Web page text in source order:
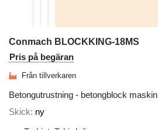
Conmach BLOCKKING-18MS
Pris på begäran
Från tillverkaren
Betongutrustning - betongblock maskin
Skick ny